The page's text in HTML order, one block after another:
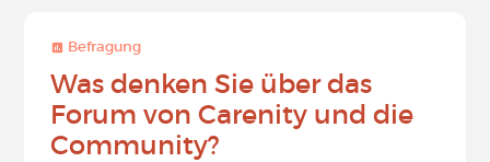
Befragung
Was denken Sie über das
Forum von Carenity und die
Community?